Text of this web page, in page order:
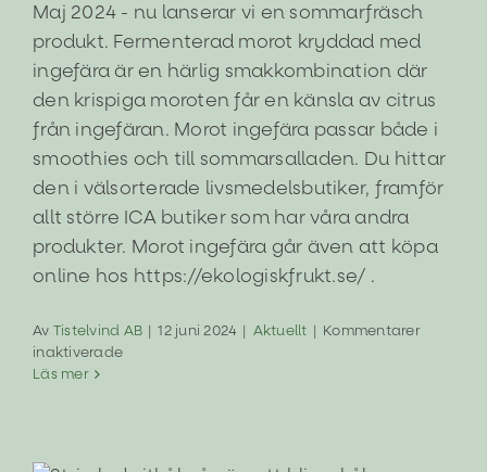
Maj 2024 - nu lanserar vi en sommarfräsch
produkt. Fermenterad morot kryddad med
ingefära är en härlig smakkombination där
den krispiga moroten får en känsla av citrus
från ingefäran. Morot ingefära passar både i
smoothies och till sommarsalladen. Du hittar
den i välsorterade livsmedelsbutiker, framför
allt större ICA butiker som har våra andra
produkter. Morot ingefära går även att köpa
online hos https://ekologiskfrukt.se/ .
Av Tistelvind AB | 12 juni 2024 | Aktuellt | Kommentarer
inaktiveradeför
Läs mer